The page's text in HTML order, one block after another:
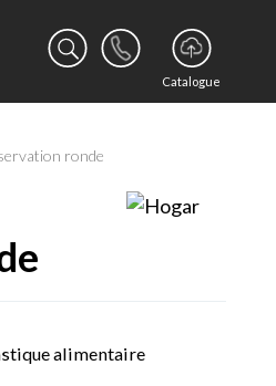
Catalogue
ronde
alimentaire